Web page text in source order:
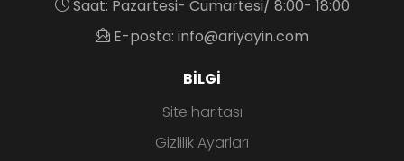
Saat: Pazartesi- Cumartesi/ 8:00- 18:00
E-posta: info@ariyayin.com
BILGI
Site haritası
Gizlilik Ayarları